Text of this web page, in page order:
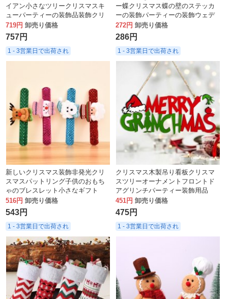
イアン小さなツリークリスマスキ
ューパーティーの装飾品装飾クリ
エイティブラップアラウンド軽金
属セット
719円 卸売り価格
757円
1 - 3営業日で出荷され
ー蝶クリスマス蝶の壁のステッカ
ーの装飾パーティーの装飾ウェデ
ィングアレンジメントアクセサリ
ー
272円 卸売り価格
286円
1 - 3営業日で出荷され
新しいクリスマス装飾非発光クリ
スマスパットリング子供のおもち
ゃのブレスレット小さなギフト
516円 卸売り価格
543円
1 - 3営業日で出荷され
クリスマス木製吊り看板クリスマ
スツリーオーナメントフロントド
アグリンチパーティー装飾用品
451円 卸売り価格
475円
1 - 3営業日で出荷され